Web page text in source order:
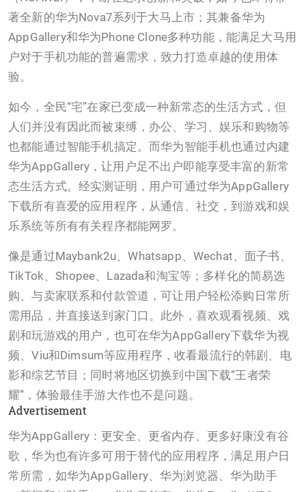
著全新的华为Nova7系列于大马上市；其兼备华为
AppGallery和华为Phone Clone多种功能，能满足大马用
户对于手机功能的普遍需求，致力打造卓越的使用体
验。
如今，全民“宅”在家已变成一种新常态的生活方式，但
人们并没有因此而被束缚，办公、学习、娱乐和购物等
也都能通过智能手机搞定。而华为智能手机也通过内建
华为AppGallery，让用户足不出户即能享受丰富的新常
态生活方式。经实测证明，用户可通过华为AppGallery
下载所有喜爱的应用程序，从通信、社交，到游戏和娱
乐系统等所有有关程序都能网罗。
像是通过Maybank2u、Whatsapp、Wechat、面子书、
TikTok、Shopee、Lazada和淘宝等；多样化的简易选
购、与卖家联系和付款管道，可让用户轻松添购日常所
需用品，并直接送到家门口。此外，喜欢观看视频、戏
剧和玩游戏的用户，也可在华为AppGallery下载华为视
频、Viu和Dimsum等应用程序，收看最流行的韩剧、电
影和综艺节目；同时将地区切换到中国下载“王者荣
耀”，体验最佳手游大作也不是问题。
Advertisement
华为AppGallery：更安全、更省内存、更多好康没有谷
歌，华为也有许多可用于替代的应用程序，满足用户日
常所需，如华为AppGallery、华为浏览器、华为助手